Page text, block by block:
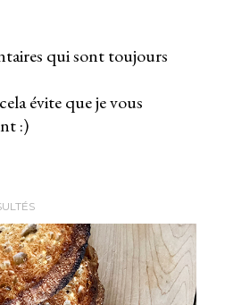
qui sont toujours
évite que je vous
:)